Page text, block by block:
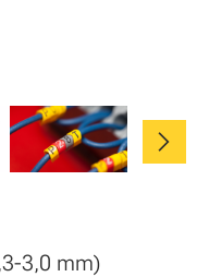
chevron_right
3,0 mm)